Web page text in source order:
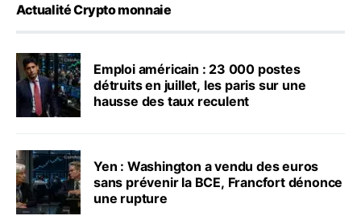
Actualité Crypto monnaie
Emploi américain : 23 000 postes
détruits en juillet, les paris sur une
hausse des taux reculent
Yen : Washington a vendu des euros
sans prévenir la BCE, Francfort dénonce
une rupture